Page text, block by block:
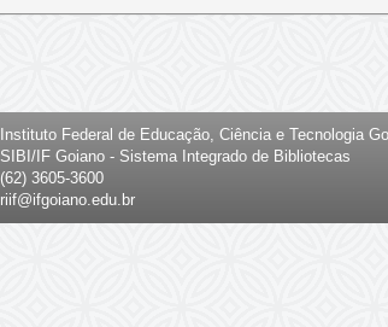
Instituto Federal de Educação, Ciência e Tecnologia
SIBI/IF Goiano - Sistema Integrado de Bibliotecas
(62) 3605-3600
riif@ifgoiano.edu.br